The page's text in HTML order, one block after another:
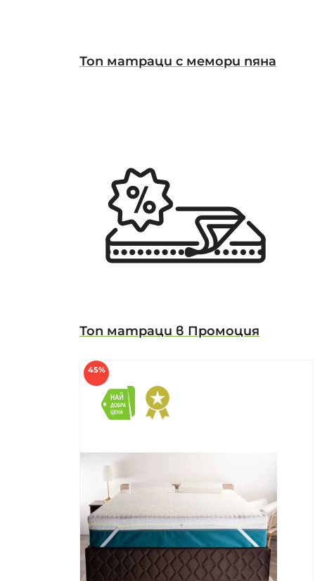
Топ матраци с мемори пяна
Топ матраци в Промоция
45%